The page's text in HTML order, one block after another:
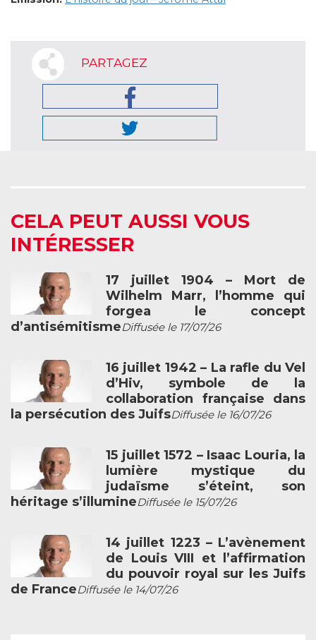
PARTAGEZ
CELA PEUT AUSSI VOUS
INTÉRESSER
17 juillet 1904 – Mort de
Wilhelm Marr, l’homme qui
forgea le concept
d’antisémitismeDiffusée le 17/07/26
16 juillet 1942 – La rafle du Vel
d’Hiv, symbole de la
collaboration française dans
la persécution des JuifsDiffusée le 16/07/26
15 juillet 1572 – Isaac Louria, la
lumière mystique du
judaïsme s’éteint, son
héritage s’illumineDiffusée le 15/07/26
14 juillet 1223 – L’avènement
de Louis VIII et l’affirmation
du pouvoir royal sur les Juifs
de FranceDiffusée le 14/07/26